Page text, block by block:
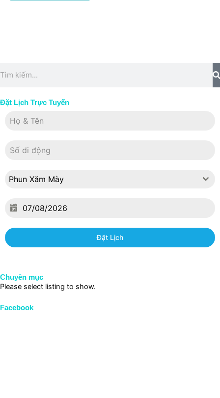
Đặt Lịch Trực Tuyến
Phun Xăm Mày
Đặt Lịch
Chuyên mục
Please select listing to show.
Facebook